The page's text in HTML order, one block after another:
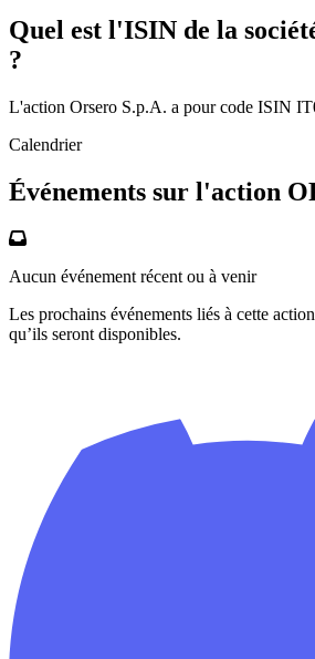
Quel est l'ISIN de la
?
L'action Orsero S.p.A. a pour code ISIN
Calendrier
Événements sur l'action
Aucun événement récent ou à venir
Les prochains événements liés à cette
qu’ils seront disponibles.